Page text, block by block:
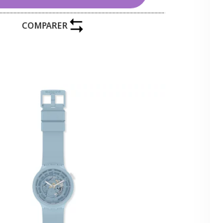
COMPARER